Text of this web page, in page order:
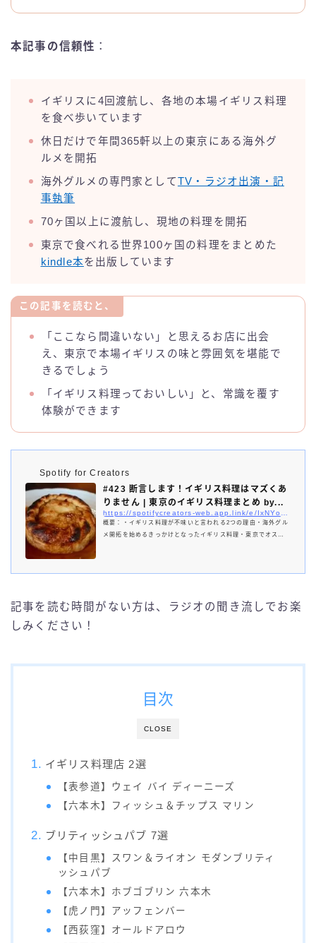
本記事の信頼性 ：
イギリスに4回渡航し、各地の本場イギリス料理
を食べ歩いています
休日だけで年間365軒以上の東京にある海外グ
ルメを開拓
海外グルメの専門家としてTV・ラジオ出演・記
事執筆
70ヶ国以上に渡航し、現地の料理を開拓
東京で食べれる世界100ヶ国の料理をまとめた
kindle本を出版しています
この記事を読むと、
「ここなら間違いない」と思えるお店に出会
え、東京で本場イギリスの味と雰囲気を堪能で
きるでしょう
「イギリス料理っておいしい」と、常識を覆す
体験ができます
Spotify for Creators
#423 断言します！イギリス料理はマズくあ
りません | 東京のイギリス料理まとめ by...
概要：・イギリス料理が不味いと言われる2つの理由・海外グル
メ開拓を始めるきっかけとなったイギリス料理・東京でオスス
記事を読む時間がない方は、ラジオの聞き流しでお楽
しみください！
CLOSE
目次
イギリス料理店 2選
【表参道】ウェイ バイ ディーニーズ
【六本木】フィッシュ＆チップス マリン
ブリティッシュパブ 7選
【中目黒】スワン＆ライオン モダンブリティ
ッシュパブ
【六本木】ホブゴブリン 六本木
【虎ノ門】アッフェンバー
【西荻窪】オールドアロウ